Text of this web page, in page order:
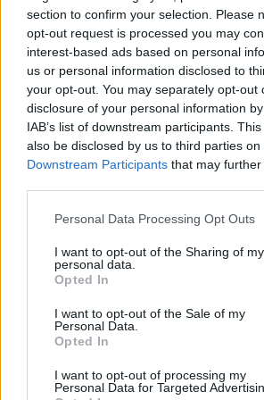
section to confirm your selection. Please
opt-out request is processed you may
interest-based ads based on personal
us or personal information disclosed to
your opt-out. You may separately opt-out
disclosure of your personal information
IAB’s list of downstream participants.
also be disclosed by us to third parties on
Downstream Participants that may
Personal Data Processing Opt Outs
I want to opt-out of the Sharing of my
personal data.
Opted In
I want to opt-out of the Sale of my
Personal Data.
Opted In
I want to opt-out of processing my
Personal Data for Targeted
Failed to fetch
Prihajajoči dogodki
AVG
6
Aktivne poletne počitnice z
Spin
08:00
AVG
6
Srečanje članov Gobarskega
Velenje
6 19:00
AVG
7
Pesem kita grbavca
18:00
Vsi dogodki →